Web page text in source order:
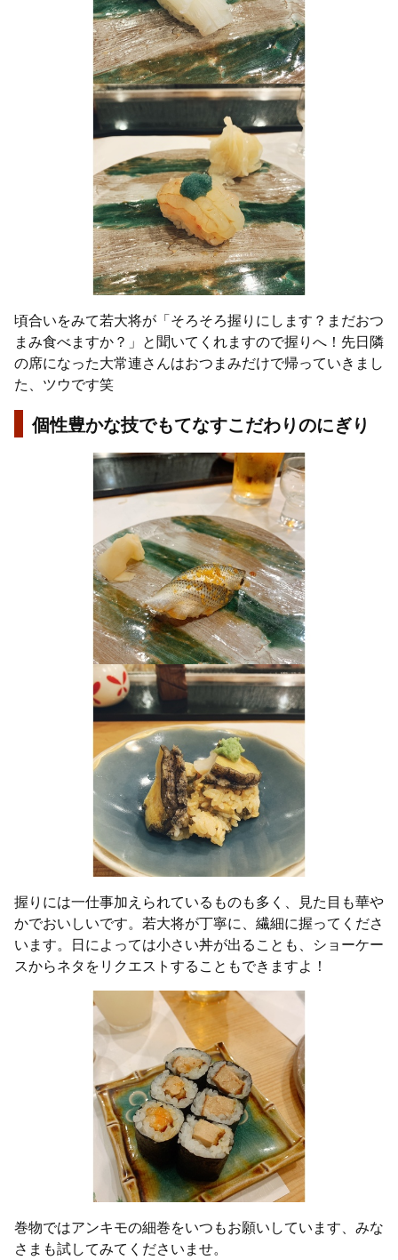
頃合いをみて若大将が「そろそろ握りにします？まだおつ
まみ食べますか？」と聞いてくれますので握りへ！先日隣
の席になった大常連さんはおつまみだけで帰っていきまし
た、ツウです笑
個性豊かな技でもてなすこだわりのにぎり
握りには一仕事加えられているものも多く、見た目も華や
かでおいしいです。若大将が丁寧に、繊細に握ってくださ
います。日によっては小さい丼が出ることも、ショーケー
スからネタをリクエストすることもできますよ！
巻物ではアンキモの細巻をいつもお願いしています、みな
さまも試してみてくださいませ。